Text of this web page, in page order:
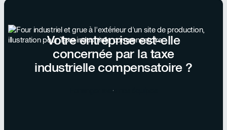
Votre entreprise est-elle
concernée par la taxe
industrielle compensatoire ?
Échanger avec nos équipes